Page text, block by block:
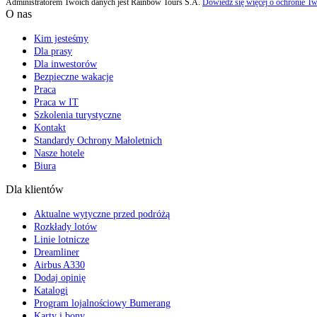
Administratorem Twoich danych jest Rainbow Tours S.A. Dowiedz się więcej o ochronie
O nas
Kim jesteśmy
Dla prasy
Dla inwestorów
Bezpieczne wakacje
Praca
Praca w IT
Szkolenia turystyczne
Kontakt
Standardy Ochrony Małoletnich
Nasze hotele
Biura
Dla klientów
Aktualne wytyczne przed podróżą
Rozkłady lotów
Linie lotnicze
Dreamliner
Airbus A330
Dodaj opinię
Katalogi
Program lojalnościowy Bumerang